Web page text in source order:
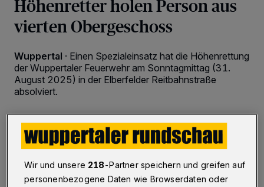
Höhenretter holen Person aus
vierten Obergeschoss
Wuppertal · Einen Spezialeinsatz hat die Höhenrettung
der Wuppertaler Feuerwehr am Sonntagmittag (31.
August 2025) in der Elberfelder Reitbahnstraße
absolviert.
31.08.2025 , 16:58 Uhr Eine Minute Lesezeit
Wir und unsere 218-Partner speichern und greifen auf
personenbezogene Daten wie Browserdaten oder